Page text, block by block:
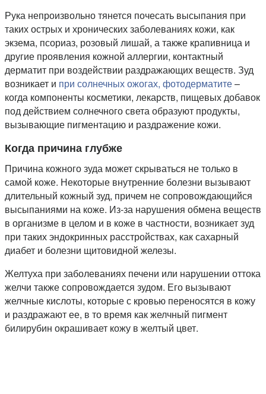
Рука непроизвольно тянется почесать высыпания при
таких острых и хронических заболеваниях кожи, как
экзема, псориаз, розовый лишай, а также крапивница и
другие проявления кожной аллергии, контактный
дерматит при воздействии раздражающих веществ. Зуд
возникает и при солнечных ожогах, фотодерматите–
когда компоненты косметики, лекарств, пищевых добавок
под действием солнечного света образуют продукты,
вызывающие пигментацию и раздражение кожи.
Когда причина глубже
Причина кожного зуда может скрываться не только в
самой коже. Некоторые внутренние болезни вызывают
длительный кожный зуд, причем не сопровождающийся
высыпаниями на коже. Из-за нарушения обмена веществ
в организме в целом и в коже в частности, возникает зуд
при таких эндокринных расстройствах, как сахарный
диабет и болезни щитовидной железы.
Желтуха при заболеваниях печени или нарушении оттока
желчи также сопровождается зудом. Его вызывают
желчные кислоты, которые с кровью переносятся в кожу
и раздражают ее, в то время как желчный пигмент
билирубин окрашивает кожу в желтый цвет.